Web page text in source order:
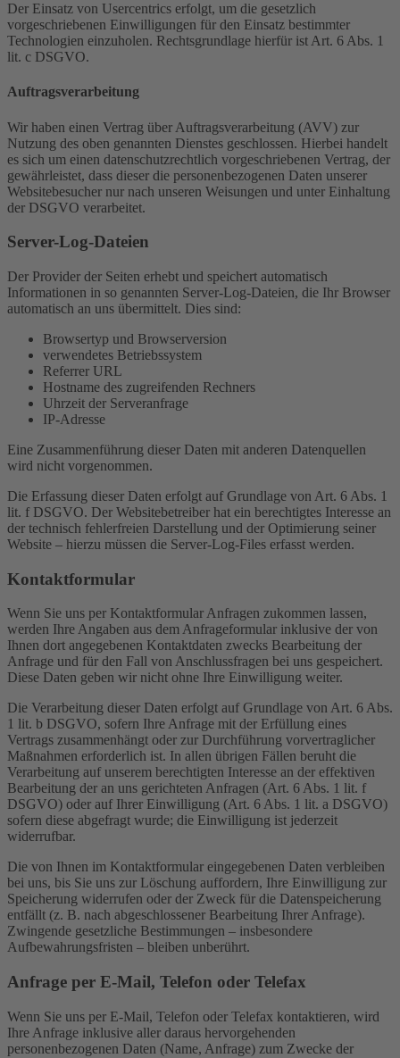
Der Einsatz von Usercentrics erfolgt, um die gesetzlich
vorgeschriebenen Einwilligungen für den Einsatz bestimmter
Technologien einzuholen. Rechtsgrundlage hierfür ist Art. 6 Abs. 1
lit. c DSGVO.
Auftragsverarbeitung
Wir haben einen Vertrag über Auftragsverarbeitung (AVV) zur
Nutzung des oben genannten Dienstes geschlossen. Hierbei handelt
es sich um einen datenschutzrechtlich vorgeschriebenen Vertrag, der
gewährleistet, dass dieser die personenbezogenen Daten unserer
Websitebesucher nur nach unseren Weisungen und unter Einhaltung
der DSGVO verarbeitet.
Server-Log-Dateien
Der Provider der Seiten erhebt und speichert automatisch
Informationen in so genannten Server-Log-Dateien, die Ihr Browser
automatisch an uns übermittelt. Dies sind:
Browsertyp und Browserversion
verwendetes Betriebssystem
Referrer URL
Hostname des zugreifenden Rechners
Uhrzeit der Serveranfrage
IP-Adresse
Eine Zusammenführung dieser Daten mit anderen Datenquellen
wird nicht vorgenommen.
Die Erfassung dieser Daten erfolgt auf Grundlage von Art. 6 Abs. 1
lit. f DSGVO. Der Websitebetreiber hat ein berechtigtes Interesse an
der technisch fehlerfreien Darstellung und der Optimierung seiner
Website – hierzu müssen die Server-Log-Files erfasst werden.
Kontaktformular
Wenn Sie uns per Kontaktformular Anfragen zukommen lassen,
werden Ihre Angaben aus dem Anfrageformular inklusive der von
Ihnen dort angegebenen Kontaktdaten zwecks Bearbeitung der
Anfrage und für den Fall von Anschlussfragen bei uns gespeichert.
Diese Daten geben wir nicht ohne Ihre Einwilligung weiter.
Die Verarbeitung dieser Daten erfolgt auf Grundlage von Art. 6 Abs.
1 lit. b DSGVO, sofern Ihre Anfrage mit der Erfüllung eines
Vertrags zusammenhängt oder zur Durchführung vorvertraglicher
Maßnahmen erforderlich ist. In allen übrigen Fällen beruht die
Verarbeitung auf unserem berechtigten Interesse an der effektiven
Bearbeitung der an uns gerichteten Anfragen (Art. 6 Abs. 1 lit. f
DSGVO) oder auf Ihrer Einwilligung (Art. 6 Abs. 1 lit. a DSGVO)
sofern diese abgefragt wurde; die Einwilligung ist jederzeit
widerrufbar.
Die von Ihnen im Kontaktformular eingegebenen Daten verbleiben
bei uns, bis Sie uns zur Löschung auffordern, Ihre Einwilligung zur
Speicherung widerrufen oder der Zweck für die Datenspeicherung
entfällt (z. B. nach abgeschlossener Bearbeitung Ihrer Anfrage).
Zwingende gesetzliche Bestimmungen – insbesondere
Aufbewahrungsfristen – bleiben unberührt.
Anfrage per E-Mail, Telefon oder Telefax
Wenn Sie uns per E-Mail, Telefon oder Telefax kontaktieren, wird
Ihre Anfrage inklusive aller daraus hervorgehenden
personenbezogenen Daten (Name, Anfrage) zum Zwecke der